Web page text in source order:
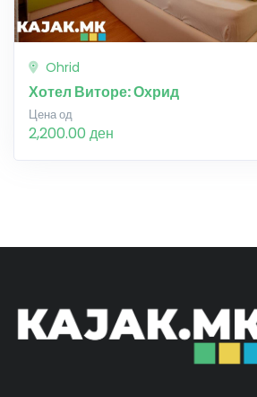
Ohrid
Хотел Виторе: Охрид
Цена од
2,200.00 ден